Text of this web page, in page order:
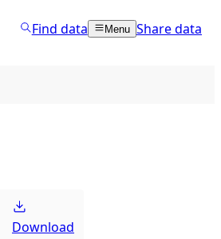
Find data Menu Share data
Download